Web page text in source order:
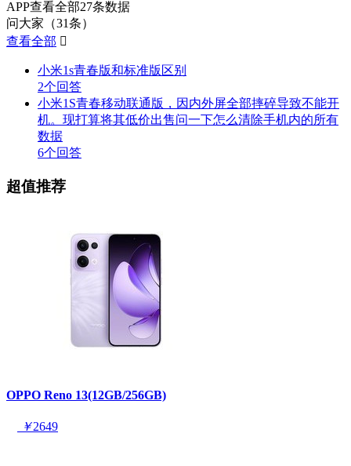
APP查看全部27条数据
问大家（31条）
查看全部 
小米1s青春版和标准版区别
2个回答
小米1S青春移动联通版，因内外屏全部摔碎导致不能开
机。现打算将其低价出售问一下怎么清除手机内的所有
数据
6个回答
超值推荐
OPPO Reno 13(12GB/256GB)
￥2649